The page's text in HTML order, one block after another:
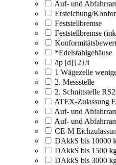
Auf- und
Ersteichung/
Feststellbremse
Feststellbremse
*Edelstahlgehäuse
/ip [d]{2}/i
1 Wägezelle
2. Messstelle
2. Schnittstelle
ATEX-Zulassung
Auf- und
Auf- und
CE-M
DAkkS bis 10000
DAkkS bis 1500
DAkkS bis 3000